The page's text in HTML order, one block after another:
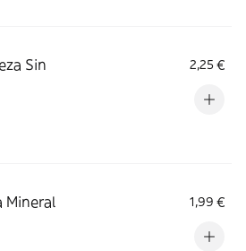
Sin 2,25 €
Mineral 1,99 €